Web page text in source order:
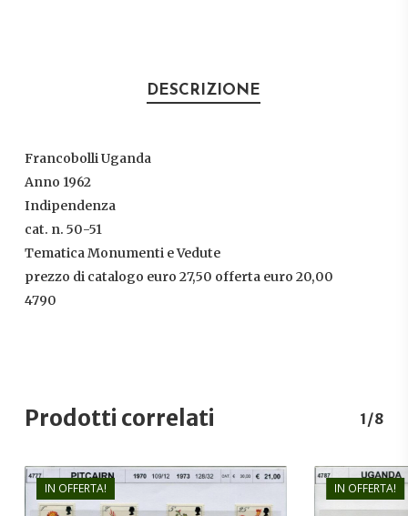
DESCRIZIONE
Francobolli Uganda
Anno 1962
Indipendenza
cat. n. 50-51
Tematica Monumenti e Vedute
prezzo di catalogo euro 27,50 offerta euro 20,00
4790
Prodotti correlati 1/8
IN OFFERTA! IN OFFERTA!